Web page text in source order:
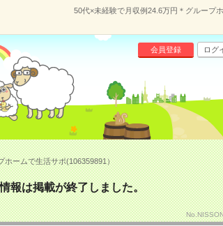
50代×未経験で月収例24.6万円＊グループ
会員登録 ログ
ホームで生活サポ(106359891）
報は掲載が終了しました。